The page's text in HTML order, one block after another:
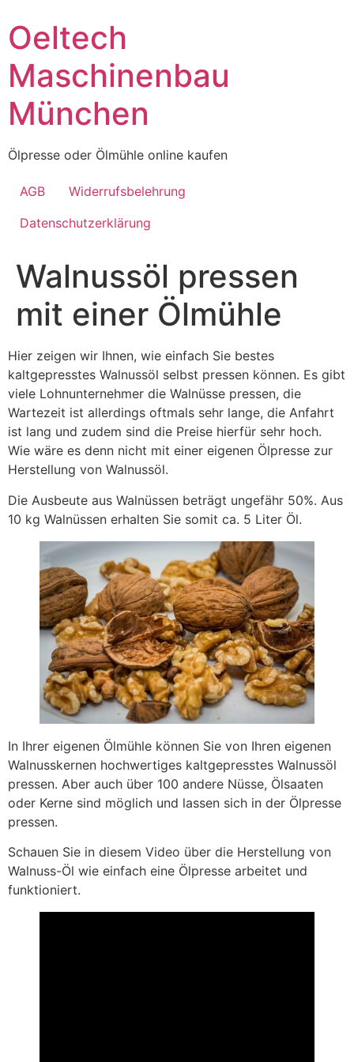
to
content
Oeltech
Maschinenbau
München
Ölpresse oder Ölmühle online kaufen
AGB
Widerrufsbelehrung
Datenschutzerklärung
Walnussöl pressen
mit einer Ölmühle
Hier zeigen wir Ihnen, wie einfach Sie bestes
kaltgepresstes Walnussöl selbst pressen können. Es gibt
viele Lohnunternehmer die Walnüsse pressen, die
Wartezeit ist allerdings oftmals sehr lange, die Anfahrt
ist lang und zudem sind die Preise hierfür sehr hoch.
Wie wäre es denn nicht mit einer eigenen Ölpresse zur
Herstellung von Walnussöl.
Die Ausbeute aus Walnüssen beträgt ungefähr 50%. Aus
10 kg Walnüssen erhalten Sie somit ca. 5 Liter Öl.
In Ihrer eigenen Ölmühle können Sie von Ihren eigenen
Walnusskernen hochwertiges kaltgepresstes Walnussöl
pressen. Aber auch über 100 andere Nüsse, Ölsaaten
oder Kerne sind möglich und lassen sich in der Ölpresse
pressen.
Schauen Sie in diesem Video über die Herstellung von
Walnuss-Öl wie einfach eine Ölpresse arbeitet und
funktioniert.